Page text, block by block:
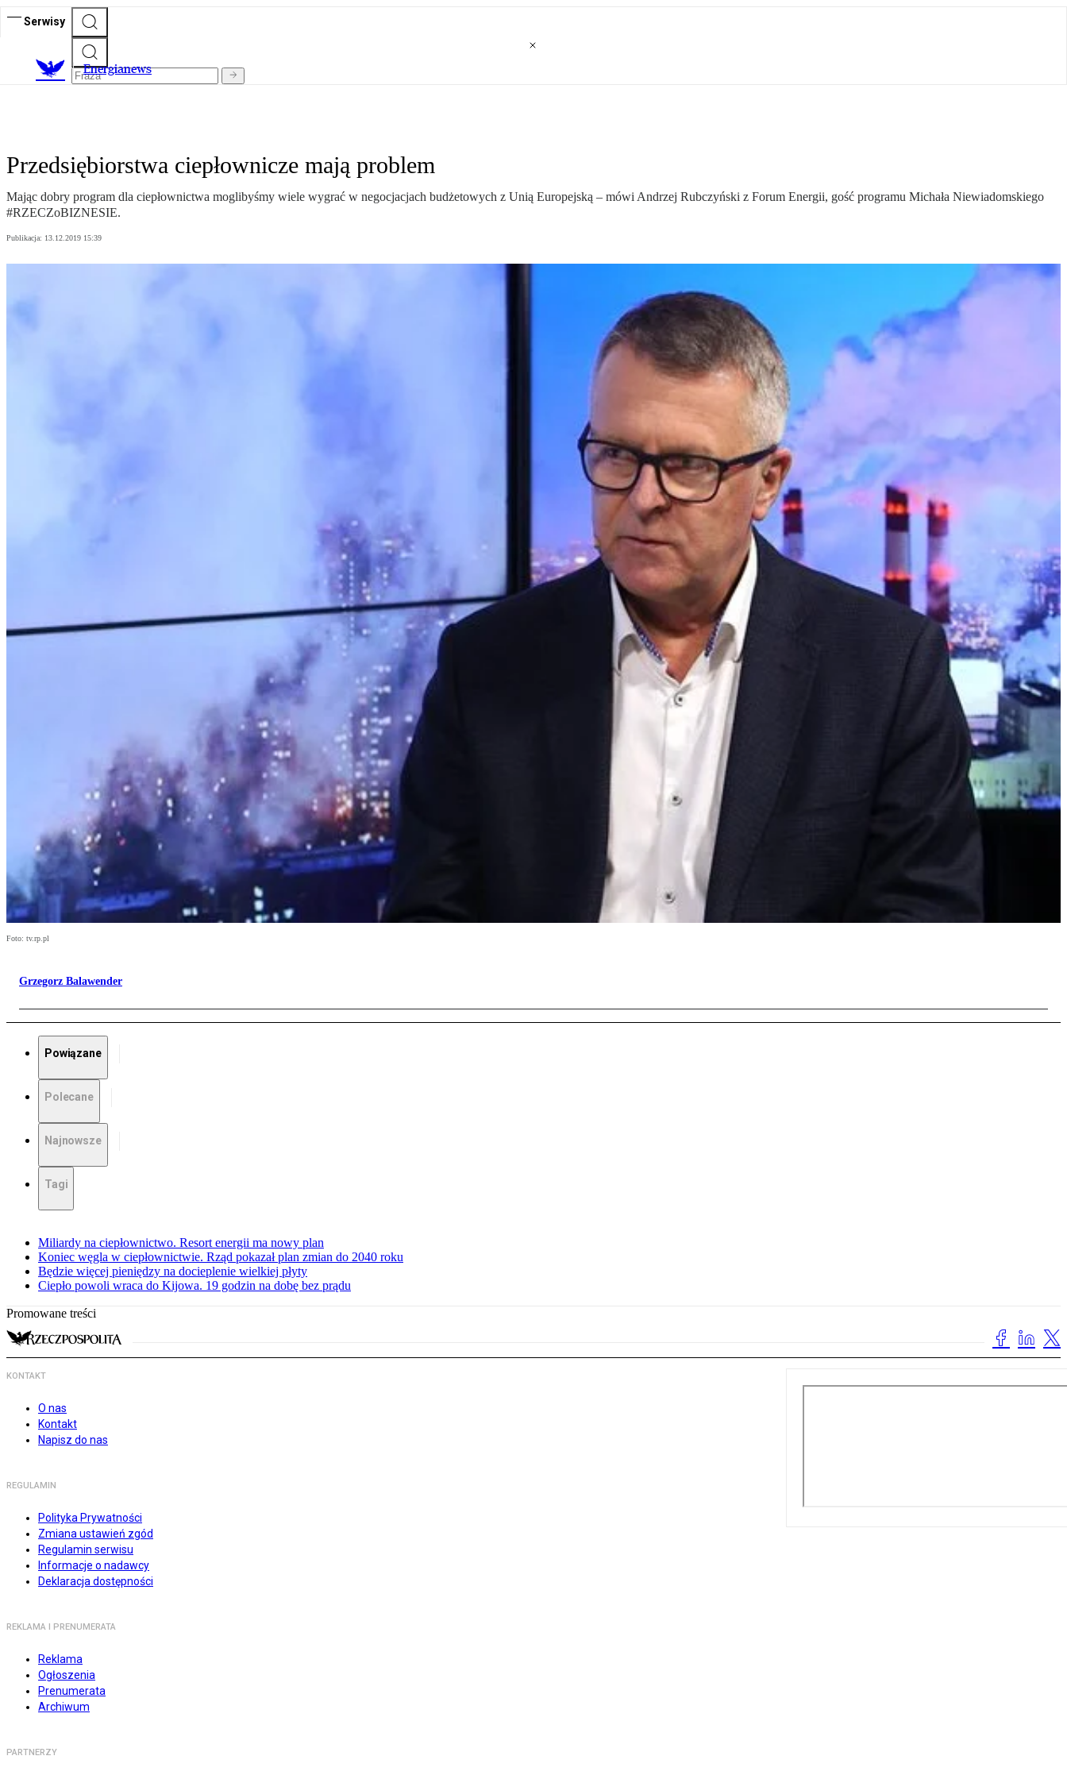
Serwisy
Energianews
Przedsiębiorstwa ciepłownicze mają problem
Mając dobry program dla ciepłownictwa moglibyśmy wiele wygrać w negocjacjach budżetowych z Unią Europejską – mówi Andrzej Rubczyński z Forum Energii, gość programu Michała Niewiadomskiego
#RZECZoBIZNESIE.
Publikacja: 13.12.2019 15:39
Foto: tv.rp.pl
Grzegorz Balawender
Powiązane
Polecane
Najnowsze
Tagi
Miliardy na ciepłownictwo. Resort energii ma nowy plan
Koniec węgla w ciepłownictwie. Rząd pokazał plan zmian do 2040 roku
Będzie więcej pieniędzy na docieplenie wielkiej płyty
Ciepło powoli wraca do Kijowa. 19 godzin na dobę bez prądu
Promowane treści
KONTAKT
O nas
Kontakt
Napisz do nas
REGULAMIN
Polityka Prywatności
Zmiana ustawień zgód
Regulamin serwisu
Informacje o nadawcy
Deklaracja dostępności
REKLAMA I PRENUMERATA
Reklama
Ogłoszenia
Prenumerata
Archiwum
PARTNERZY